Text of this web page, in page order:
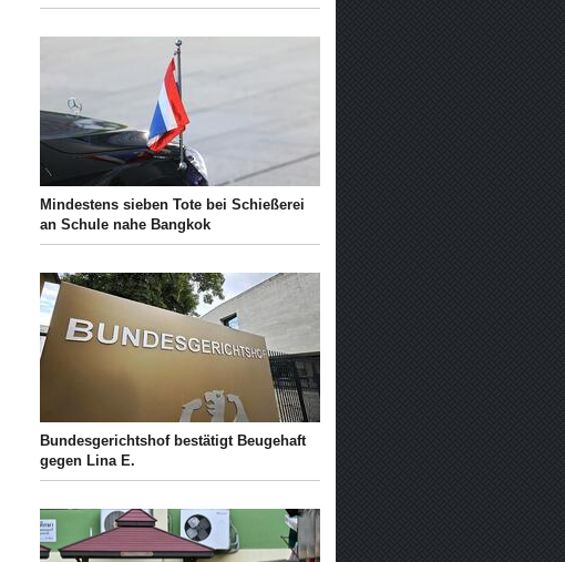
Mindestens sieben Tote bei Schießerei
an Schule nahe Bangkok
Bundesgerichtshof bestätigt Beugehaft
gegen Lina E.